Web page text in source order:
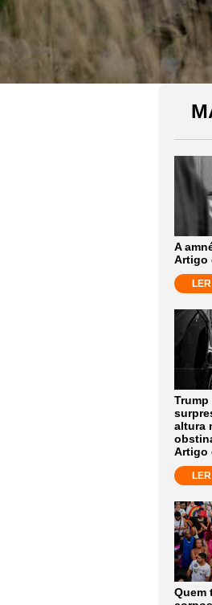
A
Artigo
altura
Artigo
Quem